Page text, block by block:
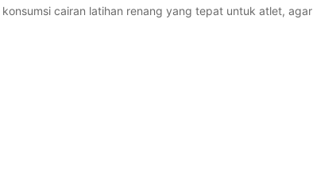
cairan latihan renang yang tepat untuk atlet, agar